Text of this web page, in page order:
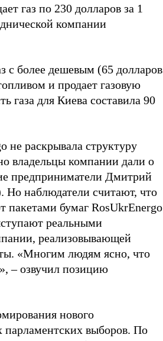
газ по 230 долларов за 1
компании
с более дешевым (65 долларов
и продает газовую
газа для Киева составила 90
не раскрывала структуру
владельцы компании дали о
предприниматели Дмитрий
наблюдатели считают, что
бумаг RosUkrEnergo
реальными
реализовывающей
«Многим людям ясно, что
– озвучил позицию
нового
парламентских выборов. По